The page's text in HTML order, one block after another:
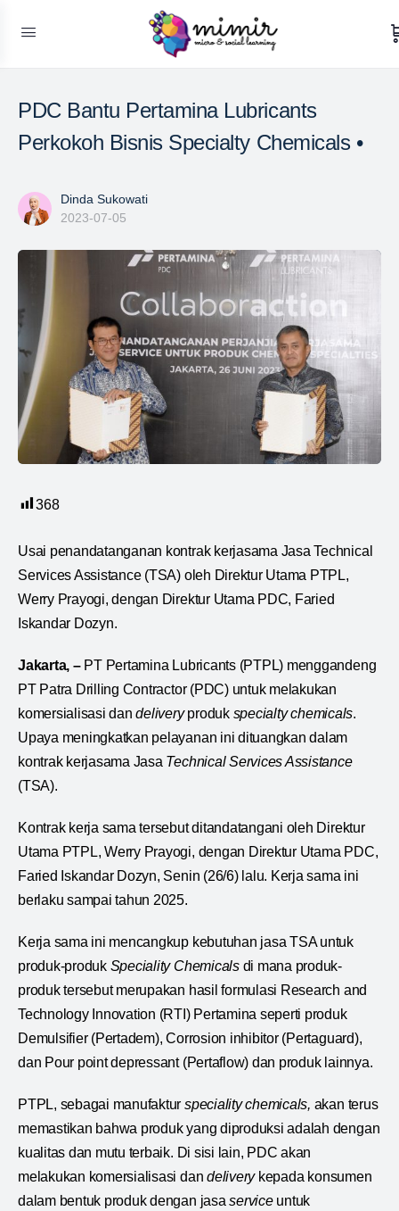
PDC Bantu Pertamina Lubricants
Perkokoh Bisnis Specialty Chemicals •
Dinda Sukowati
2023-07-05
368
Usai penandatanganan kontrak kerjasama Jasa Technical
Services Assistance (TSA) oleh Direktur Utama PTPL,
Werry Prayogi, dengan Direktur Utama PDC, Faried
Iskandar Dozyn.
Jakarta, –PT Pertamina Lubricants (PTPL) menggandeng
PT Patra Drilling Contractor (PDC) untuk melakukan
komersialisasi dandeliveryproduk specialty chemicals.
Upaya meningkatkan pelayanan ini dituangkan dalam
kontrak kerjasama Jasa Technical Services Assistance
(TSA).
Kontrak kerja sama tersebut ditandatangani oleh Direktur
Utama PTPL, Werry Prayogi, dengan Direktur Utama PDC,
Faried Iskandar Dozyn, Senin (26/6) lalu. Kerja sama ini
berlaku sampai tahun 2025.
Kerja sama ini mencangkup kebutuhan jasa TSA untuk
produk-produk Speciality Chemicalsdi mana produk-
produk tersebut merupakan hasil formulasi Research and
Technology Innovation (RTI) Pertamina seperti produk
Demulsifier (Pertadem), Corrosion inhibitor (Pertaguard),
dan Pour point depressant (Pertaflow) dan produk lainnya.
PTPL, sebagai manufaktur speciality chemicals, akan terus
memastikan bahwa produk yang diproduksi adalah dengan
kualitas dan mutu terbaik. Di sisi lain, PDC akan
melakukan komersialisasi dandeliverykepada konsumen
dalam bentuk produk dengan jasaserviceuntuk